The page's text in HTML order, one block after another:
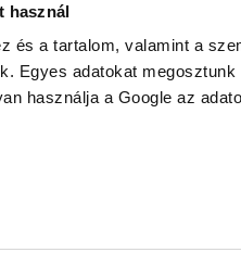
használ
és a tartalom, valamint a
Egyes adatokat
használja a Google az